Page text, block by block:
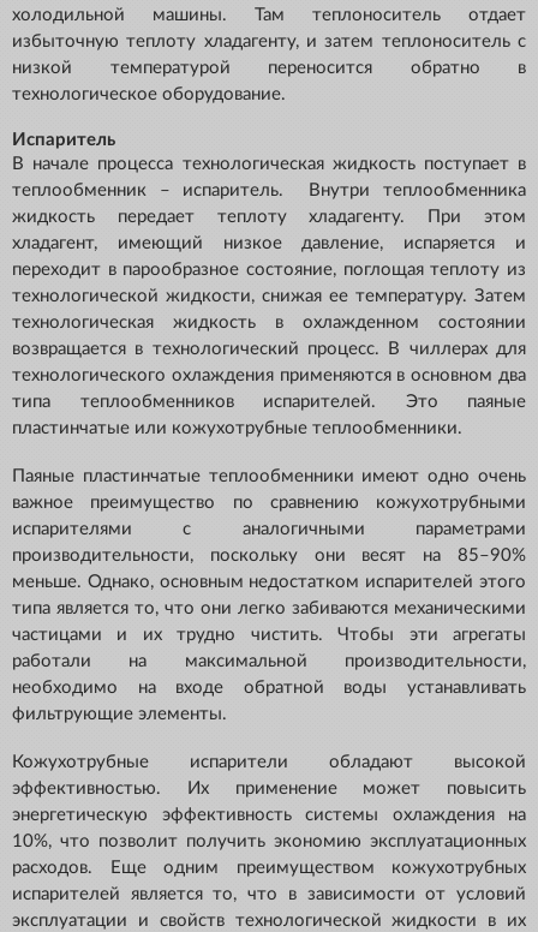
холодильной машины. Там теплоноситель отдает
избыточную теплоту хладагенту, и затем теплоноситель с
низкой температурой переносится обратно в
технологическое оборудование.
Испаритель
В начале процесса технологическая жидкость поступает в
теплообменник – испаритель. Внутри теплообменника
жидкость передает теплоту хладагенту. При этом
хладагент, имеющий низкое давление, испаряется и
переходит в парообразное состояние, поглощая теплоту из
технологической жидкости, снижая ее температуру. Затем
технологическая жидкость в охлажденном состоянии
возвращается в технологический процесс. В чиллерах для
технологического охлаждения применяются в основном два
типа теплообменников испарителей. Это паяные
пластинчатые или кожухотрубные теплообменники.
Паяные пластинчатые теплообменники имеют одно очень
важное преимущество по сравнению кожухотрубными
испарителями с аналогичными параметрами
производительности, поскольку они весят на 85–90%
меньше. Однако, основным недостатком испарителей этого
типа является то, что они легко забиваются механическими
частицами и их трудно чистить. Чтобы эти агрегаты
работали на максимальной производительности,
необходимо на входе обратной воды устанавливать
фильтрующие элементы.
Кожухотрубные испарители обладают высокой
эффективностью. Их применение может повысить
энергетическую эффективность системы охлаждения на
10%, что позволит получить экономию эксплуатационных
расходов. Еще одним преимуществом кожухотрубных
испарителей является то, что в зависимости от условий
эксплуатации и свойств технологической жидкости в их